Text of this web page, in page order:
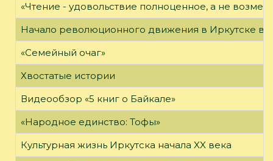
«Чтение - удовольствие полноценное, а не
Начало революционного движения в Иркутске в
«Семейный очаг»
Хвостатые истории
Видеообзор «5 книг о Байкале»
«Народное единство: Тофы»
Культурная жизнь Иркутска начала XX века